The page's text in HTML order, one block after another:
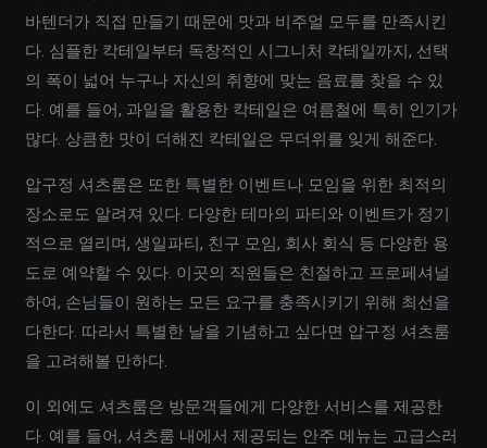
바텐더가 직접 만들기 때문에 맛과 비주얼 모두를 만족시킨
다. 심플한 칵테일부터 독창적인 시그니처 칵테일까지, 선택
의 폭이 넓어 누구나 자신의 취향에 맞는 음료를 찾을 수 있
다. 예를 들어, 과일을 활용한 칵테일은 여름철에 특히 인기가
많다. 상큼한 맛이 더해진 칵테일은 무더위를 잊게 해준다.
압구정 셔츠룸은 또한 특별한 이벤트나 모임을 위한 최적의
장소로도 알려져 있다. 다양한 테마의 파티와 이벤트가 정기
적으로 열리며, 생일파티, 친구 모임, 회사 회식 등 다양한 용
도로 예약할 수 있다. 이곳의 직원들은 친절하고 프로페셔널
하여, 손님들이 원하는 모든 요구를 충족시키기 위해 최선을
다한다. 따라서 특별한 날을 기념하고 싶다면 압구정 셔츠룸
을 고려해볼 만하다.
이 외에도 셔츠룸은 방문객들에게 다양한 서비스를 제공한
다. 예를 들어, 셔츠룸 내에서 제공되는 안주 메뉴는 고급스러